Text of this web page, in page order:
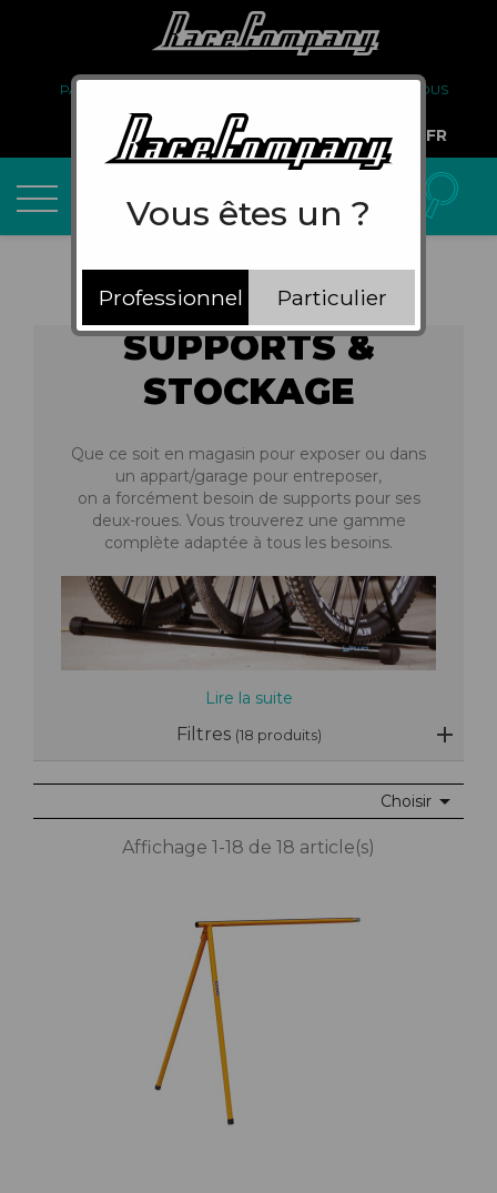
PARTENARIAT
À PROPOS DE NOUS
COMPTE PRO
FR
SUPPORTS &
STOCKAGE
Que ce soit en magasin pour exposer ou dans
un appart/garage pour entreposer,
on a forcément besoin de supports pour ses
deux-roues. Vous trouverez une gamme
complète adaptée à tous les besoins.
Lire la suite
Filtres (18 produits)
Choisir 
Affichage 1-18 de 18 article(s)
Vous êtes un ?
Professionnel Particulier